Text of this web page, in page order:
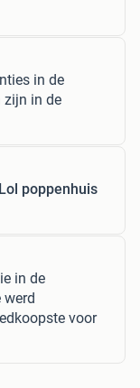
in de
zijn in de
Lol poppenhuis
in de
werd
voor